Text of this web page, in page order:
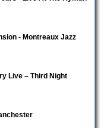
- Montreaux Jazz
Live – Third Night